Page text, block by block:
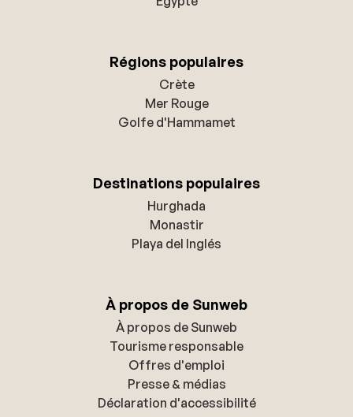
Régions populaires
Crète
Mer Rouge
Golfe d'Hammamet
Destinations populaires
Hurghada
Monastir
Playa del Inglés
À propos de Sunweb
À propos de Sunweb
Tourisme responsable
Offres d'emploi
Presse & médias
Déclaration d'accessibilité